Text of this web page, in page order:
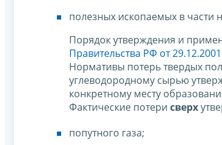
полезных ископаемых в части
Порядок утверждения и
Правительства РФ от
Нормативы потерь твердых
углеводородному сырью
конкретному месту
Фактические потери сверх
попутного газа;